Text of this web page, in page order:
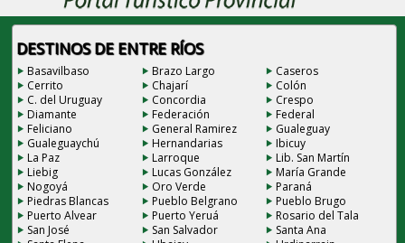
DESTINOS DE ENTRE RÍOS
Basavilbaso Brazo Largo
Caseros
Cerrito
Chajarí
Colón
C. del Uruguay
Concordia
Crespo
Diamante
Federación
Federal
Feliciano
General Ramirez
Gualeguay
Gualeguaychú
Hernandarias
Ibicuy
La Paz
Larroque
Lib. San Martín
Liebig
Lucas González
María Grande
Nogoyá
Oro Verde
Paraná
Piedras Blancas
Pueblo Belgrano
Pueblo Brugo
Puerto Alvear
Puerto Yeruá
Rosario del Tala
San José
San Salvador
Santa Ana